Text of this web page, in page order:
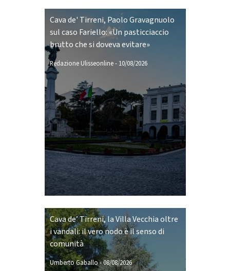
Cava de' Tirreni, Paolo Gravagnuolo
sul caso Fariello: «Un pasticciaccio
brutto che si doveva evitare»
Redazione Ulisseonline- 10/08/2026
Cava de’ Tirreni, la Villa Vecchia oltre
i vandali: il vero nodo è il senso di
comunità
Umberto Gaballo-08/08/2026